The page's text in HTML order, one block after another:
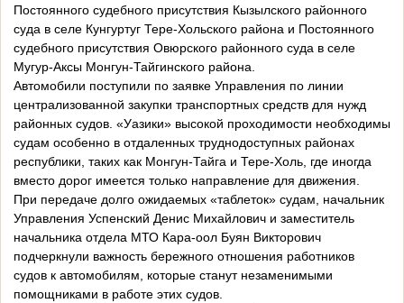
Постоянного судебного присутствия Кызылского районного
суда в селе Кунгуртуг Тере-Хольского района и Постоянного
судебного присутствия Овюрского районного суда в селе
Мугур-Аксы Монгун-Тайгинского района.
Автомобили поступили по заявке Управления по линии
централизованной закупки транспортных средств для нужд
районных судов. «Уазики» высокой проходимости необходимы
судам особенно в отдаленных труднодоступных районах
республики, таких как Монгун-Тайга и Тере-Холь, где иногда
вместо дорог имеется только направление для движения.
При передаче долго ожидаемых «таблеток» судам, начальник
Управления Успенский Денис Михайлович и заместитель
начальника отдела МТО Кара-оол Буян Викторович
подчеркнули важность бережного отношения работников
судов к автомобилям, которые станут незаменимыми
помощниками в работе этих судов.